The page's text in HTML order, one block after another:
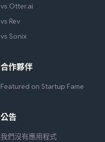
vs Otter.ai
vs Rev
vs Sonix
合作夥伴
Featured on Startup Fame
公告
我們沒有應用程式